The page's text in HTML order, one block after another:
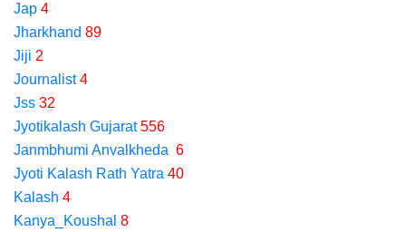
Jap 4
Jharkhand 89
Jiji 2
Journalist 4
Jss 32
Jyotikalash Gujarat 556
Janmbhumi Anvalkheda 6
Jyoti Kalash Rath Yatra 40
Kalash 4
Kanya_Koushal 8